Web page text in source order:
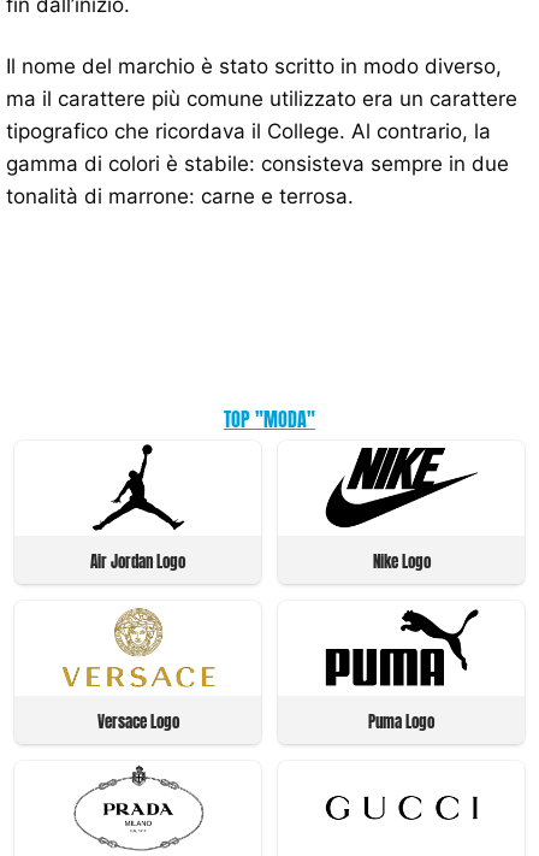
Il nome del marchio è stato scritto in modo diverso,
ma il carattere più comune utilizzato era un carattere
tipografico che ricordava il College. Al contrario, la
gamma di colori è stabile: consisteva sempre in due
tonalità di marrone: carne e terrosa.
TOP "MODA"
Air Jordan Logo Nike Logo
Versace Logo Puma Logo